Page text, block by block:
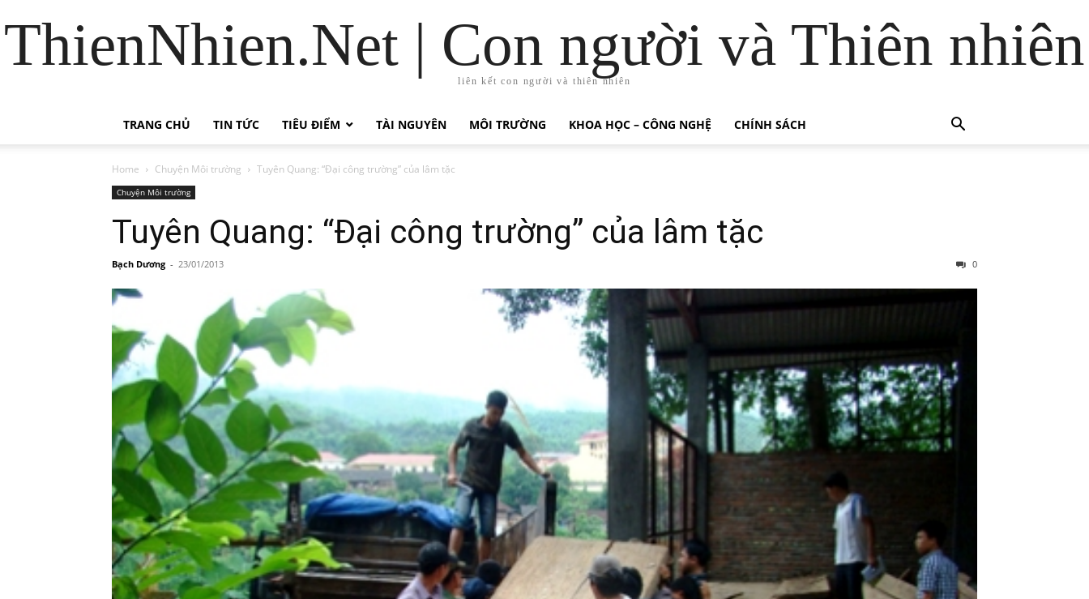
ThienNhien.Net | Con người và Thiên nhiên
liên kết con người và thiên nhiên
TRANG CHỦ TIN TỨC TIÊU ĐIỂM TÀI NGUYÊN MÔI TRƯỜNG KHOA HỌC – CÔNG NGHỆ CHÍNH SÁCH
Home Chuyện Môi trường Tuyên Quang: “Đại công trường” của lâm tặc
Chuyện Môi trường
Tuyên Quang: “Đại công trường” của lâm tặc
Bạch Dương - 23/01/2013 0